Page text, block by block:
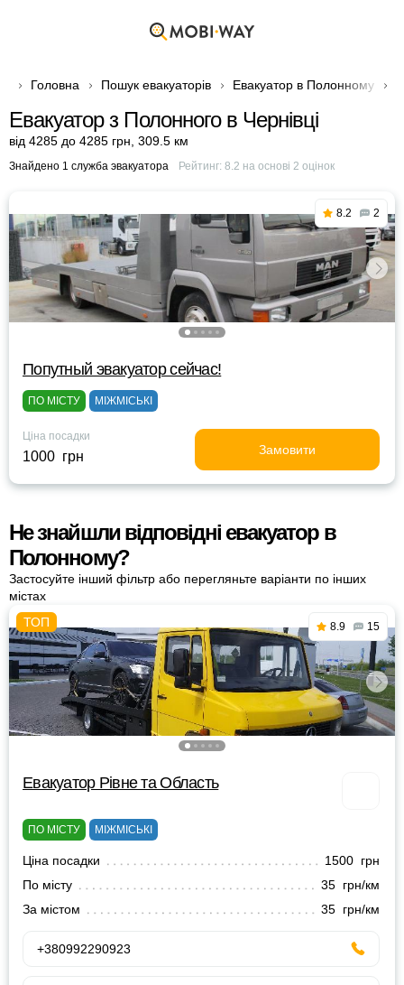
Головна Пошук евакуаторів Евакуатор в Полонному
Евакуатор з Полонного в Чернівці
від 4285 до 4285 грн 309.5 км
Знайдено 1 служба эвакуатора Рейтинг: 8.2 на основі 2 оцінок
8.2 2
Попутный эвакуатор сейчас!
ПО МІСТУ МІЖМІСЬКІ
Ціна посадки
1000 грн Замовити
Не знайшли відповідні евакуатор в
Полонному?
Застосуйте інший фільтр або перегляньте варіанти по інших
містах
8.9 15
Евакуатор Рівне та Область
ПО МІСТУ МІЖМІСЬКІ
Ціна посадки
1500 грн
По місту
35 грн/км
За містом
35 грн/км
+380992290923